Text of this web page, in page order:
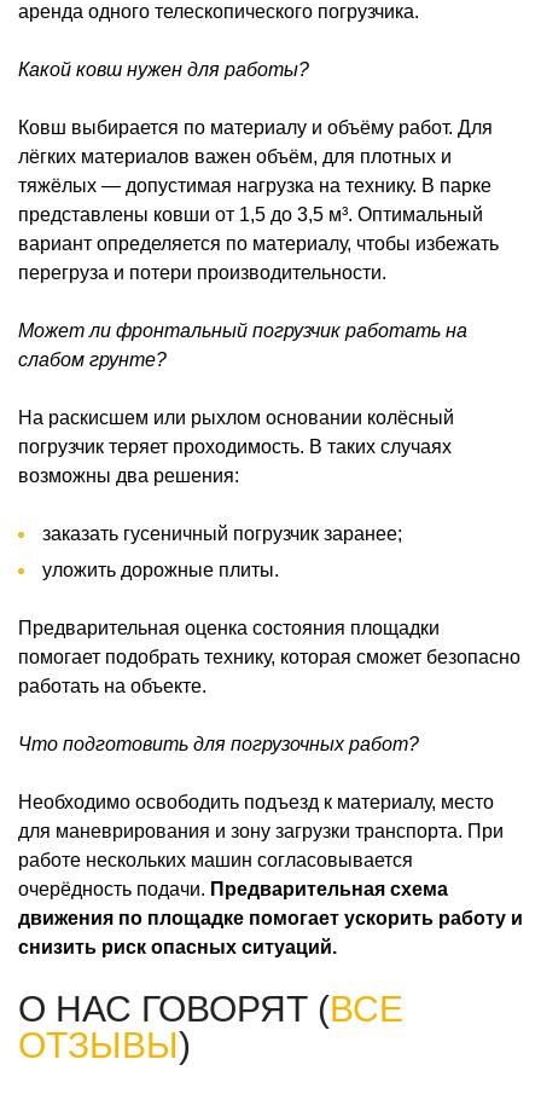
аренда одного телескопического погрузчика.
Какой ковш нужен для работы?
Ковш выбирается по материалу и объёму работ. Для
лёгких материалов важен объём, для плотных и
тяжёлых — допустимая нагрузка на технику. В парке
представлены ковши от 1,5 до 3,5 м³. Оптимальный
вариант определяется по материалу, чтобы избежать
перегруза и потери производительности.
Может ли фронтальный погрузчик работать на
слабом грунте?
На раскисшем или рыхлом основании колёсный
погрузчик теряет проходимость. В таких случаях
возможны два решения:
заказать гусеничный погрузчик заранее;
уложить дорожные плиты.
Предварительная оценка состояния площадки
помогает подобрать технику, которая сможет безопасно
работать на объекте.
Что подготовить для погрузочных работ?
Необходимо освободить подъезд к материалу, место
для маневрирования и зону загрузки транспорта. При
работе нескольких машин согласовывается
очерёдность подачи. Предварительная схема
движения по площадке помогает ускорить работу и
снизить риск опасных ситуаций.
О НАС ГОВОРЯТ (ВСЕ
ОТЗЫВЫ)